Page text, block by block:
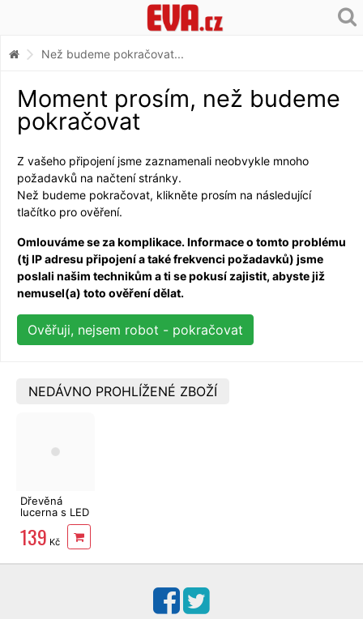
Než budeme pokračovat...
Moment prosím, než budeme
pokračovat
Z vašeho připojení jsme zaznamenali neobvykle mnoho
požadavků na načtení stránky.
Než budeme pokračovat, klikněte prosím na následující
tlačítko pro ověření.
Omlouváme se za komplikace. Informace o tomto problému
(tj IP adresu připojení a také frekvenci požadavků) jsme
poslali našim technikům a ti se pokusí zajistit, abyste již
nemusel(a) toto ověření dělat.
Ověřuji, nejsem robot - pokračovat
NEDÁVNO PROHLÍŽENÉ ZBOŽÍ
Dřevěná
lucerna s LED
svíčkou, 3x
AAA
139 Kč